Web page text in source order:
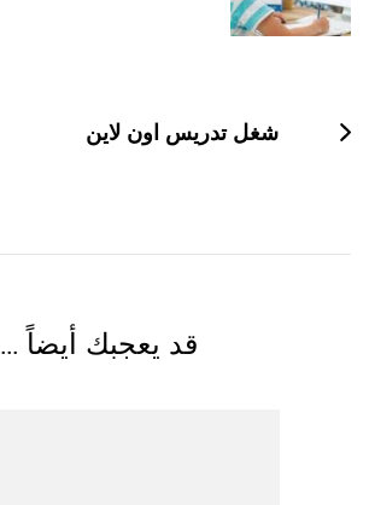
شغل تدريس اون لاين
قد يعجبك أيضاً ...